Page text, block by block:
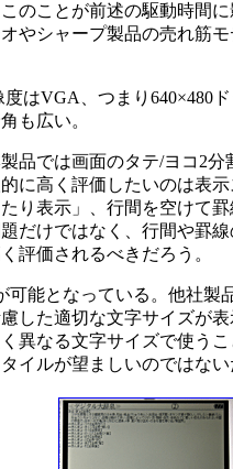
のことが前述の駆動時間
やシャープ製品の売れ筋
はVGA、つまり640×480
も広い。
品では画面のタテ/ヨコ2
に高く評価したいのは表
り表示」、行間を空けて
だけではなく、行間や罫
評価されるべきだろう。
能となっている。他社製
した適切な文字サイズが
異なる文字サイズで使う
イルが望ましいのではない